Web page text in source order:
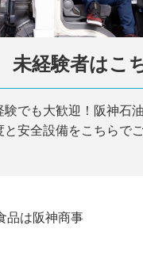
未経験者はこ
験でも大歓迎！阪神石
安全設備をこちらで
品は阪神商事